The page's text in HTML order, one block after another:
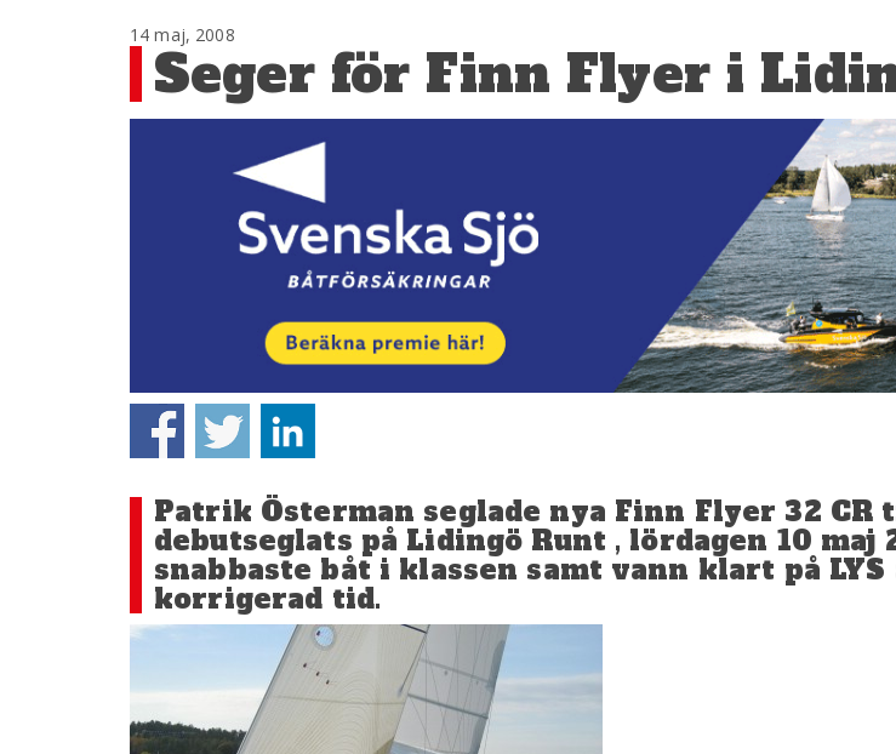
14 maj, 2008
Seger för Finn Flyer i
Patrik Österman seglade nya Finn Flyer 32
debutseglats på Lidingö Runt , lördagen 10
snabbaste båt i klassen samt vann klart på
korrigerad tid.